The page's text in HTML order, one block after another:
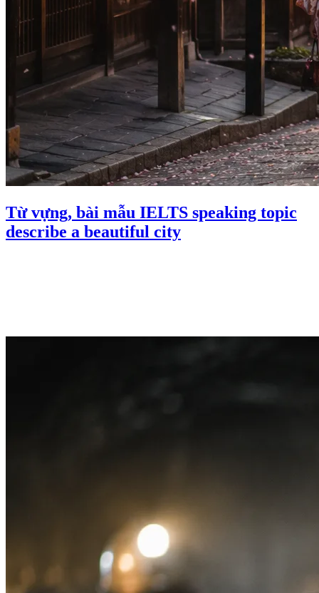
Từ vựng, bài mẫu IELTS speaking topic
describe a beautiful city